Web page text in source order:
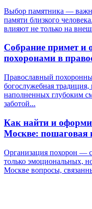
Выбор памятника —
памяти близкого
влияют не только на
Собрание примет и
похоронами в
Православный
богослужебная
наполненных глубоким
заботой...
Как найти и
Москве: пошаговая
Организация похорон —
только эмоциональных,
Москве вопросы,